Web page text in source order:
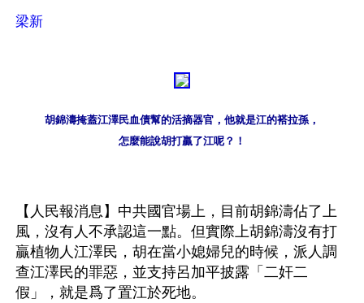
梁新
胡錦濤掩蓋江澤民血債幫的活摘器官，他就是江的褡拉孫，
怎麼能說胡打贏了江呢？！
【人民報消息】中共國官場上，目前胡錦濤佔了上
風，沒有人不承認這一點。但實際上胡錦濤沒有打
贏植物人江澤民，胡在當小媳婦兒的時候，派人調
查江澤民的罪惡，並支持呂加平披露「二奸二
假」，就是爲了置江於死地。